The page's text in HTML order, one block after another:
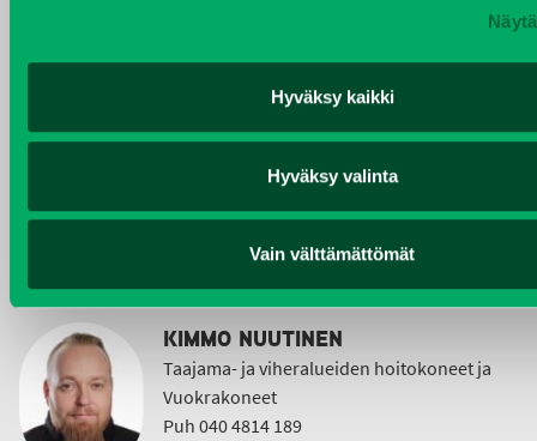
Hyväksy kaikki
Hyväksy valinta
Vain välttämättömät
CHRISTER LÖNNBERG
Varaosamyynti ja ostotoiminta
Puh 020 7458 612
christer.lonnberg@j-trading.fi
KIMMO NUUTINEN
Taajama- ja viheralueiden hoitokoneet ja
Vuokrakoneet
Puh 040 4814 189